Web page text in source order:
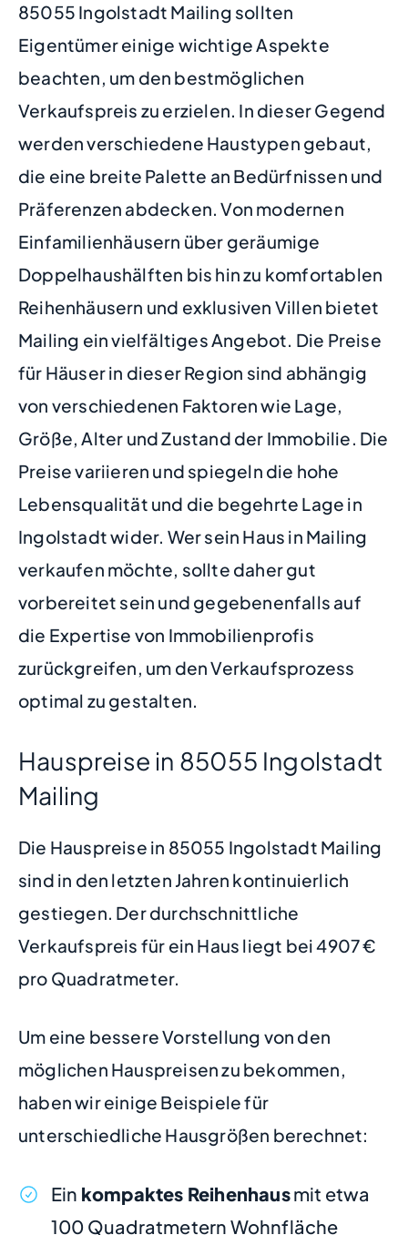
85055 Ingolstadt Mailing sollten
Eigentümer einige wichtige Aspekte
beachten, um den bestmöglichen
Verkaufspreis zu erzielen. In dieser Gegend
werden verschiedene Haustypen gebaut,
die eine breite Palette an Bedürfnissen und
Präferenzen abdecken. Von modernen
Einfamilienhäusern über geräumige
Doppelhaushälften bis hin zu komfortablen
Reihenhäusern und exklusiven Villen bietet
Mailing ein vielfältiges Angebot. Die Preise
für Häuser in dieser Region sind abhängig
von verschiedenen Faktoren wie Lage,
Größe, Alter und Zustand der Immobilie. Die
Preise variieren und spiegeln die hohe
Lebensqualität und die begehrte Lage in
Ingolstadt wider. Wer sein Haus in Mailing
verkaufen möchte, sollte daher gut
vorbereitet sein und gegebenenfalls auf
die Expertise von Immobilienprofis
zurückgreifen, um den Verkaufsprozess
optimal zu gestalten.
Hauspreise in 85055 Ingolstadt
Mailing
Die Hauspreise in 85055 Ingolstadt Mailing
sind in den letzten Jahren kontinuierlich
gestiegen. Der durchschnittliche
Verkaufspreis für ein Haus liegt bei 4907 €
pro Quadratmeter.
Um eine bessere Vorstellung von den
möglichen Hauspreisen zu bekommen,
haben wir einige Beispiele für
unterschiedliche Hausgrößen berechnet:
Ein kompaktes Reihenhausmit etwa
100 Quadratmetern Wohnfläche